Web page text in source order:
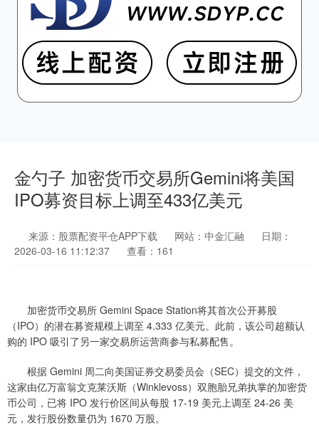
金勺子 加密货币交易所Gemini将美国
IPO募资目标上调至433亿美元
来源：股票配资平仓APP下载 网站：中金汇融
日期：
2026-03-16 11:12:37
查看：161
加密货币交易所 Gemini Space Station将其首次公开募股
（IPO）的潜在募资规模上调至 4.333 亿美元。此前，该公司超额认
购的 IPO 吸引了另一家交易所运营商参与私募配售。
根据 Gemini 周二向美国证券交易委员会（SEC）提交的文件，
这家由亿万富翁文克莱沃斯（Winklevoss）双胞胎兄弟执掌的加密货
币公司，已将 IPO 发行价区间从每股 17-19 美元上调至 24-26 美
元，发行股份数量仍为 1670 万股。